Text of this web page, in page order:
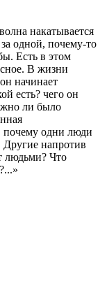
накатывается
одной, почему-то
Есть в этом
В жизни
начинает
есть? чего он
ли было
почему одни люди
Другие напротив
людьми? Что